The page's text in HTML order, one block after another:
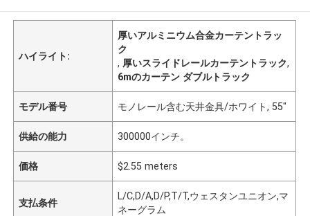
ハイライト:
厚いアルミニウム合金カーテントラッ
ク
, 厚いスライドレールカーテントラック,
6mのカーテン ダブルトラック
モデル番号 モノレール含む天井金具/ホワイト, 55"
供給の能力 300000インチ。
価格 $2.55 meters
支払条件
L/C,D/A,D/P,T/T,ウェスタンユニオン,マ
ネーグラム